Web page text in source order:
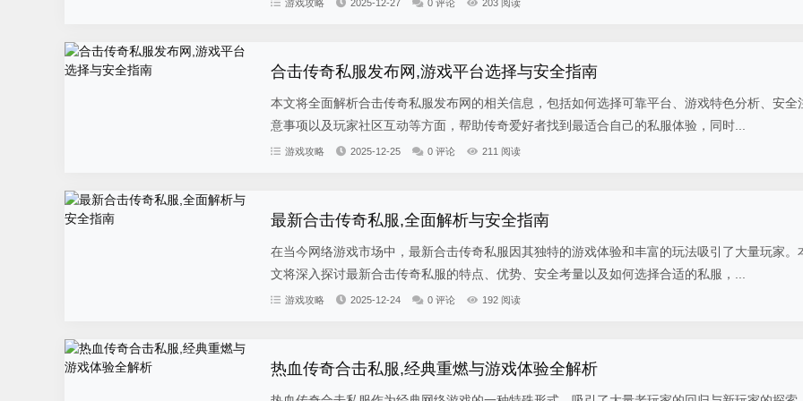
游戏攻略 2025-12-27 0 评论 203 阅读
合击传奇私服发布网,游戏平台选择与安全指南
本文将全面解析合击传奇私服发布网的相关信息，包括如何选择可靠平台、游戏特色分析、安全
意事项以及玩家社区互动等方面，帮助传奇爱好者找到最适合自己的私服体验，同时...
游戏攻略 2025-12-25 0 评论 211 阅读
最新合击传奇私服,全面解析与安全指南
在当今网络游戏市场中，最新合击传奇私服因其独特的游戏体验和丰富的玩法吸引了大量玩家。
文将深入探讨最新合击传奇私服的特点、优势、安全考量以及如何选择合适的私服，...
游戏攻略 2025-12-24 0 评论 192 阅读
热血传奇合击私服,经典重燃与游戏体验全解析